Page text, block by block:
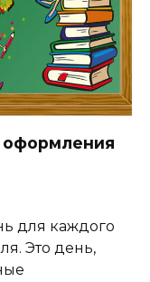
оформления
для каждого
Это день,